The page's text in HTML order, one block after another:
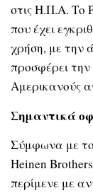
στις Η.Π.Α. Το
που έχει
χρήση, με την
προσφέρει την
Αμερικανούς
Σημαντικά
Σύμφωνα με
Heinen
περίμενε με